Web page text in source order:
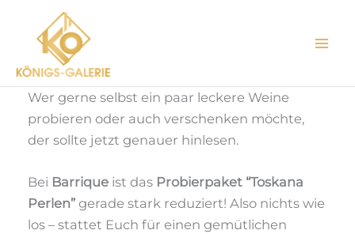
springen
Wer gerne selbst ein paar leckere Weine
probieren oder auch verschenken möchte,
der sollte jetzt genauer hinlesen.
Bei Barrique ist das Probierpaket “Toskana
Perlen” gerade stark reduziert! Also nichts wie
los – stattet Euch für einen gemütlichen